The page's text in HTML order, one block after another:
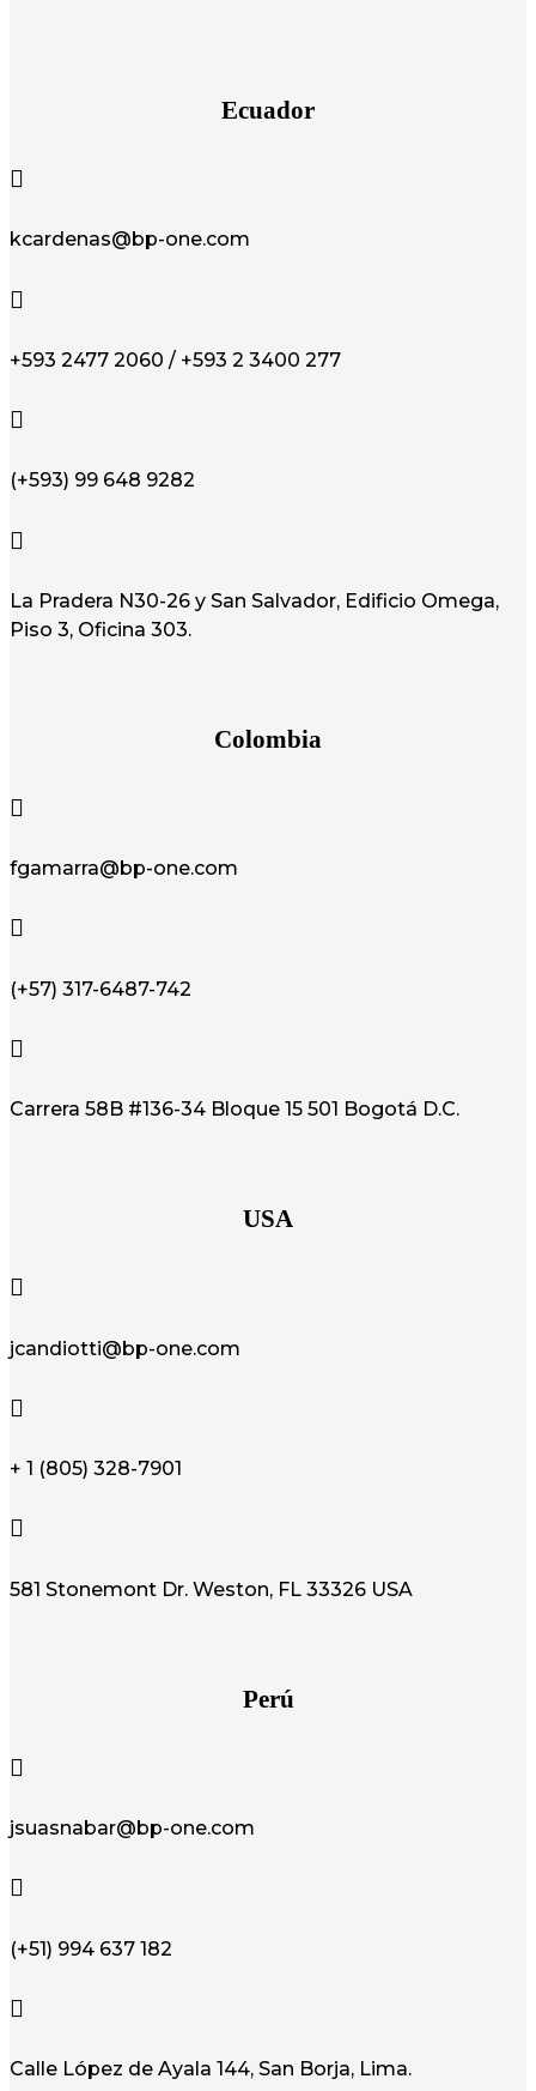
Ecuador

kcardenas@bp-one.com

+593 2477 2060 / +593 2 3400 277

(+593) 99 648 9282

La Pradera N30-26 y San Salvador, Edificio Omega,
Piso 3, Oficina 303.
Colombia

fgamarra@bp-one.com

(+57) 317-6487-742

Carrera 58B #136-34 Bloque 15 501 Bogotá D.C.
USA

jcandiotti@bp-one.com

+ 1 (805) 328-7901

581 Stonemont Dr. Weston, FL 33326 USA
Perú

jsuasnabar@bp-one.com

(+51) 994 637 182

Calle López de Ayala 144, San Borja, Lima.